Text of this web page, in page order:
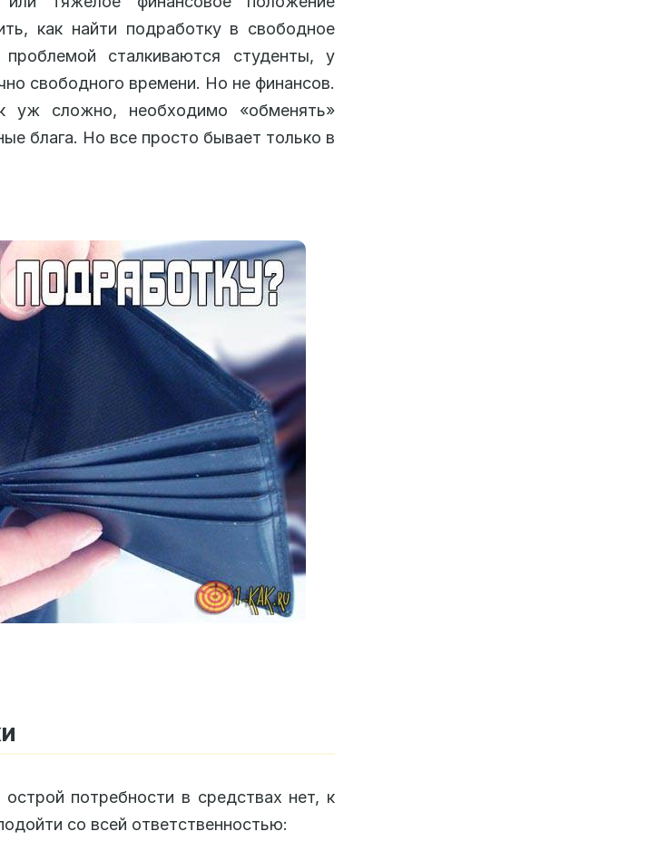
как найти подработку в свободное
сталкиваются студенты, у
свободного времени. Но не финансов.
уж сложно, необходимо «обменять»
блага. Но все просто бывает только в
потребности в средствах нет, к
со всей ответственностью: